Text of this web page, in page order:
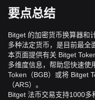
要点总结
Bitget 的加密货币换算器和
多种法定货币，是目前最全
本页面提供有关 Bitget
多维度信息，帮助您快速使
Token（BGB）或将 Bitget
（ARS）。
Bitget 法币交易支持1000